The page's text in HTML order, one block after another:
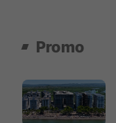
Promo